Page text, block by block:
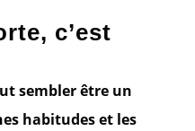
c’est
sembler être un
habitudes et les